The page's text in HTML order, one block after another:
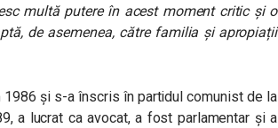
multă putere în acest moment critic și o
de asemenea, către familia și apropiații
și s-a înscris în partidul comunist de la
a lucrat ca avocat, a fost parlamentar și a